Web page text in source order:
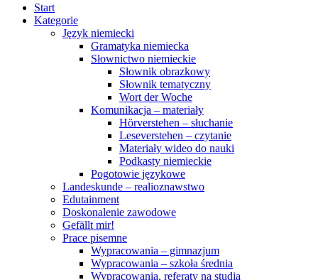
Start
Kategorie
Język niemiecki
Gramatyka niemiecka
Słownictwo niemieckie
Słownik obrazkowy
Słownik tematyczny
Wort der Woche
Komunikacja – materiały
Hörverstehen – słuchanie
Leseverstehen – czytanie
Materiały wideo do nauki
Podkasty niemieckie
Pogotowie językowe
Landeskunde – realioznawstwo
Edutainment
Doskonalenie zawodowe
Gefällt mir!
Prace pisemne
Wypracowania – gimnazjum
Wypracowania – szkoła średnia
Wypracowania, referaty na studia